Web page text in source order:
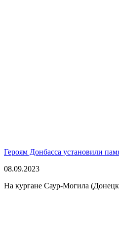
Героям Донбасса установили
08.09.2023
На кургане Саур-Могила